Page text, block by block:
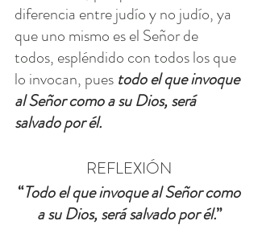
diferencia entre judío y no judío, ya
que uno mismo es el Señor de
todos, espléndido con todos los que
lo invocan, pues todo el que invoque
al Señor como a su Dios, será
salvado por él.
REFLEXIÓN
“Todo el que invoque al Señor como
a su Dios, será salvado por él.”